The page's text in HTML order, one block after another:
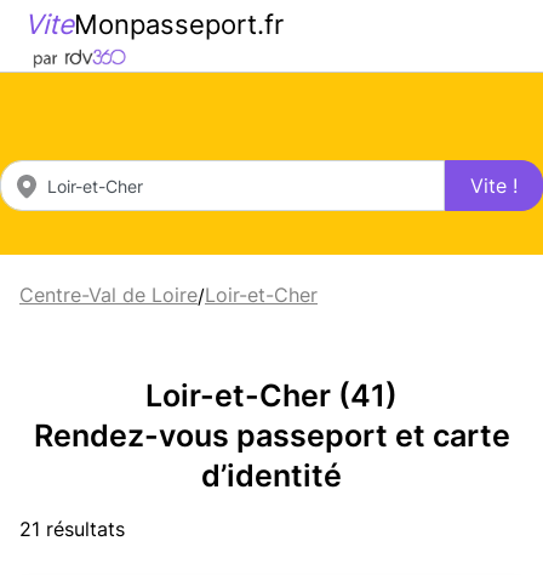
ViteMonpasseport.fr
Vite !
Centre-Val de Loire/Loir-et-Cher
Loir-et-Cher (41)
Rendez-vous passeport et carte
d’identité
21 résultats